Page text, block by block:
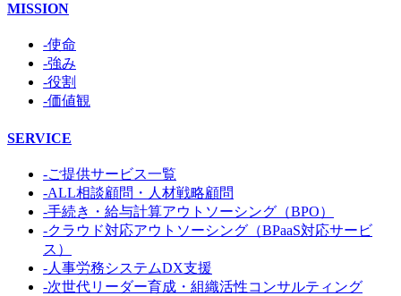
MISSION
-使命
-強み
-役割
-価値観
SERVICE
-ご提供サービス一覧
-ALL相談顧問・人材戦略顧問
-手続き・給与計算アウトソーシング（BPO）
-クラウド対応アウトソーシング（BPaaS対応サービ
ス）
-人事労務システムDX支援
-次世代リーダー育成・組織活性コンサルティング